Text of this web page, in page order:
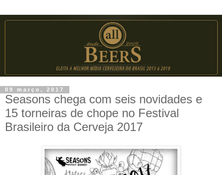
09 março, 2017
Seasons chega com seis novidades e
15 torneiras de chope no Festival
Brasileiro da Cerveja 2017